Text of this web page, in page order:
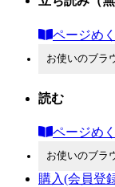
ページめ
お使いのブラ
読む
ページめ
お使いのブラ
購入(会員登